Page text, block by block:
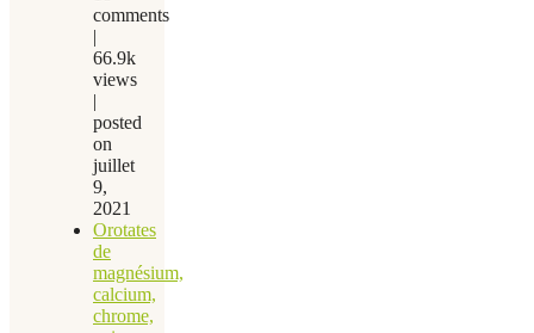
comments
|
66.9k
views
|
posted
on
juillet
9,
2021
Orotates
de
magnésium,
calcium,
chrome,